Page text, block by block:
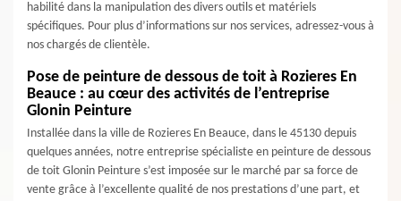
habilité dans la manipulation des divers outils et matériels
spécifiques. Pour plus d’informations sur nos services, adressez-vous à
nos chargés de clientèle.
Pose de peinture de dessous de toit à Rozieres En
Beauce : au cœur des activités de l’entreprise
Glonin Peinture
Installée dans la ville de Rozieres En Beauce, dans le 45130 depuis
quelques années, notre entreprise spécialiste en peinture de dessous
de toit Glonin Peinture s’est imposée sur le marché par sa force de
vente grâce à l’excellente qualité de nos prestations d’une part, et